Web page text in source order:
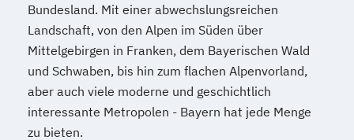
Bundesland. Mit einer abwechslungsreichen
Landschaft, von den Alpen im Süden über
Mittelgebirgen in Franken, dem Bayerischen Wald
und Schwaben, bis hin zum flachen Alpenvorland,
aber auch viele moderne und geschichtlich
interessante Metropolen - Bayern hat jede Menge
zu bieten.